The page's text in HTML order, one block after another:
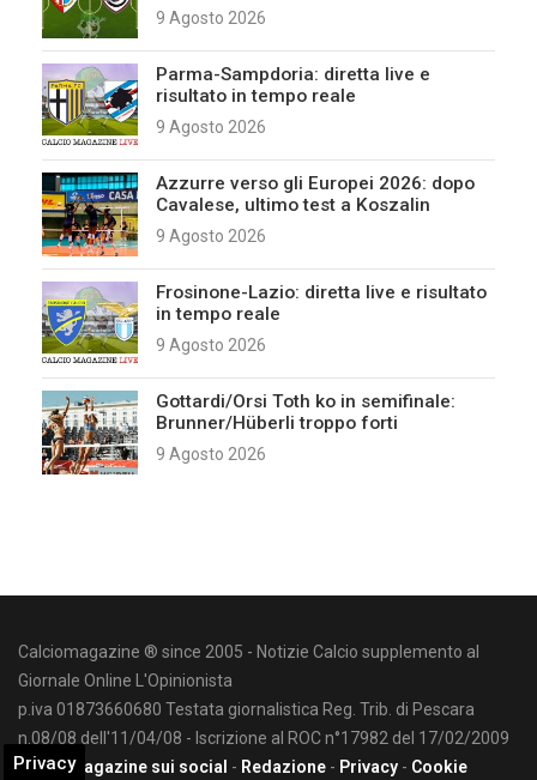
9 Agosto 2026
Parma-Sampdoria: diretta live e
risultato in tempo reale
9 Agosto 2026
Azzurre verso gli Europei 2026: dopo
Cavalese, ultimo test a Koszalin
9 Agosto 2026
Frosinone-Lazio: diretta live e risultato
in tempo reale
9 Agosto 2026
Gottardi/Orsi Toth ko in semifinale:
Brunner/Hüberli troppo forti
9 Agosto 2026
Calciomagazine ® since 2005 - Notizie Calcio supplemento al
Giornale Online L'Opinionista
p.iva 01873660680 Testata giornalistica Reg. Trib. di Pescara
n.08/08 dell'11/04/08 - Iscrizione al ROC n°17982 del 17/02/2009
Calciomagazine sui social - Redazione - Privacy - Cookie
Privacy